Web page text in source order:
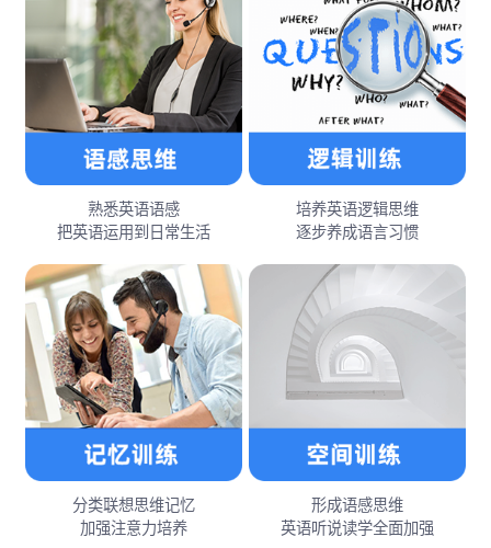
熟悉英语语感
把英语运用到日常生活
培养英语逻辑思维
逐步养成语言习惯
分类联想思维记忆
加强注意力培养
形成语感思维
英语听说读学全面加强